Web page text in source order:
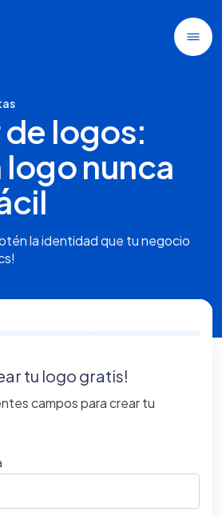
logos:
logo nunca
la identidad que tu negocio